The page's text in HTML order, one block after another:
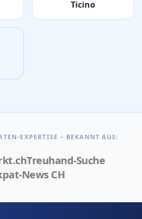
Ticino
EXPERTISE – BEKANNT AUS:
Treuhand-Suche
News CH